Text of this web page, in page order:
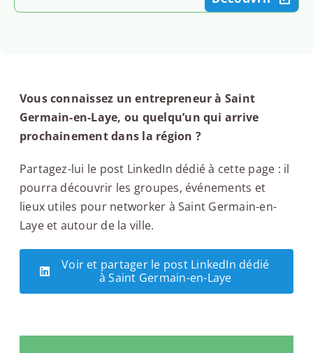
Vous connaissez un entrepreneur à Saint
Germain-en-Laye, ou quelqu’un qui arrive
prochainement dans la région ?
Partagez-lui le post LinkedIn dédié à cette page : il
pourra découvrir les groupes, événements et
lieux utiles pour networker à Saint Germain-en-
Laye et autour de la ville.
Voir et partager le post LinkedIn dédié
à Saint Germain-en-Laye